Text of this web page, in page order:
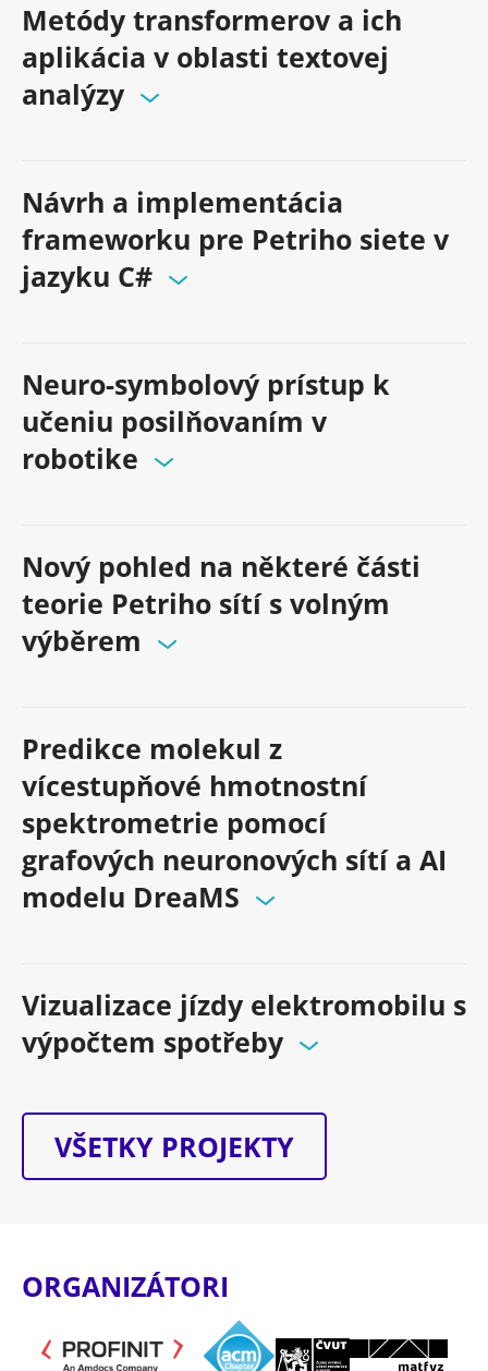
Metódy transformerov a ich
aplikácia v oblasti textovej
analýzy
Návrh a implementácia
frameworku pre Petriho siete v
jazyku C#
Neuro-symbolový prístup k
učeniu posilňovaním v
robotike
Nový pohled na některé části
teorie Petriho sítí s volným
výběrem
Predikce molekul z
vícestupňové hmotnostní
spektrometrie pomocí
grafových neuronových sítí a AI
modelu DreaMS
Vizualizace jízdy elektromobilu s
výpočtem spotřeby
VŠETKY PROJEKTY
ORGANIZÁTORI